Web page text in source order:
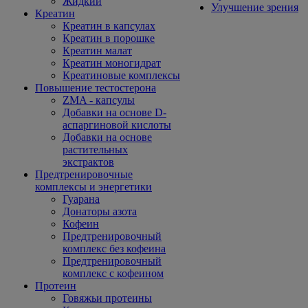
Креатин
Креатин в капсулах
Креатин в порошке
Креатин малат
Креатин моногидрат
Креатиновые комплексы
Повышение тестостерона
ZMA - капсулы
Добавки на основе D-
аспаргиновой кислоты
Добавки на основе
растительных
экстрактов
Предтренировочные
комплексы и энергетики
Гуарана
Донаторы азота
Кофеин
Предтренировочный
комплекс без кофеина
Предтренировочный
комплекс с кофеином
Протеин
Говяжьи протеины
Улучшение зрения